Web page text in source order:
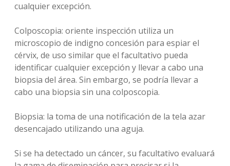
cualquier excepción.
Colposcopia: oriente inspección utiliza un
microscopio de indigno concesión para espiar el
cérvix, de uso similar que el facultativo pueda
identificar cualquier excepción y llevar a cabo una
biopsia del área. Sin embargo, se podría llevar a
cabo una biopsia sin una colposcopia.
Biopsia: la toma de una notificación de la tela azar
desencajado utilizando una aguja.
Si se ha detectado un cáncer, su facultativo evaluará